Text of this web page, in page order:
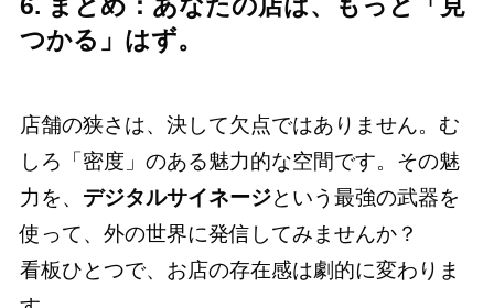
6. まとめ：あなたの店は、もっと「見
つかる」はず。
店舗の狭さは、決して欠点ではありません。む
しろ「密度」のある魅力的な空間です。その魅
力を、 デジタルサイネージという最強の武器を
使って、外の世界に発信してみませんか？
看板ひとつで、お店の存在感は劇的に変わりま